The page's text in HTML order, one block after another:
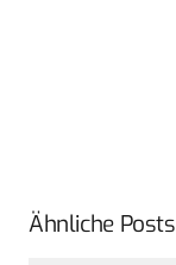
Ähnliche Posts